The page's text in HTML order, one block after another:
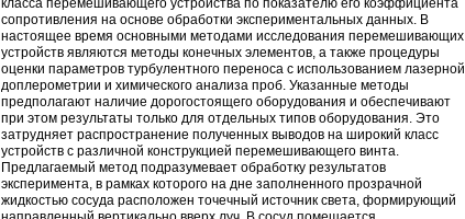
класса перемешивающего устройства по показателю его коэффициента
сопротивления на основе обработки экспериментальных данных. В
настоящее время основными методами исследования перемешивающих
устройств являются методы конечных элементов, а также процедуры
оценки параметров турбулентного переноса с использованием лазерной
доплерометрии и химического анализа проб. Указанные методы
предполагают наличие дорогостоящего оборудования и обеспечивают
при этом результаты только для отдельных типов оборудования. Это
затрудняет распространение полученных выводов на широкий класс
устройств с различной конструкцией перемешивающего винта.
Предлагаемый метод подразумевает обработку результатов
эксперимента, в рамках которого на дне заполненного прозрачной
жидкостью сосуда расположен точечный источник света, формирующий